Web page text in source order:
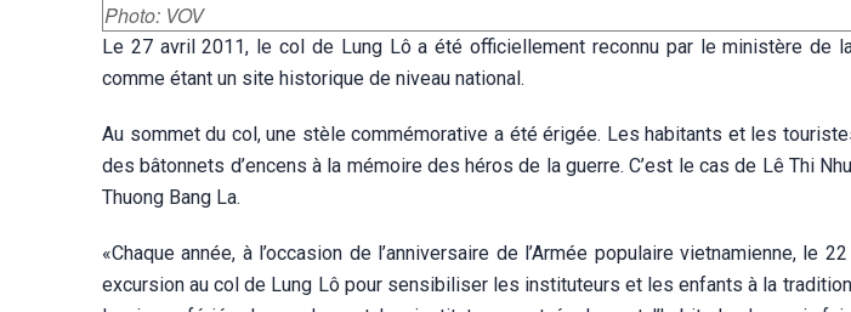
Photo: VOV
Le 27 avril 2011, le col de Lung Lô a été officiellement reconnu par le ministère de
comme étant un site historique de niveau national.
Au sommet du col, une stèle commémorative a été érigée. Les habitants et les
des bâtonnets d’encens à la mémoire des héros de la guerre. C’est le cas de Lê Thi
Thuong Bang La.
«Chaque année, à l’occasion de l’anniversaire de l’Armée populaire vietnamienne, le
excursion au col de Lung Lô pour sensibiliser les instituteurs et les enfants à la